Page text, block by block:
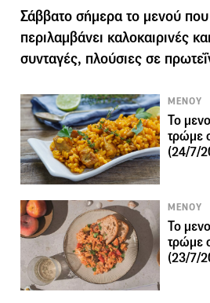
Σάββατο σήμερα το μενού
περιλαμβάνει καλοκαιρινές
συνταγές, πλούσιες σε
ΜΕΝΟΥ
Το
τρώμε
(24/7/
ΜΕΝΟΥ
Το
τρώμε
(23/7/